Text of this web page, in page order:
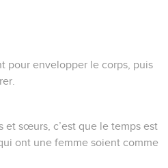
pour envelopper le corps, puis
et sœurs, c’est que le temps est
ont une femme soient comme